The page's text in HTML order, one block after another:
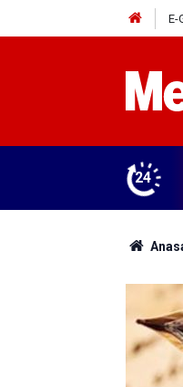
E-
24
kesinti başladı